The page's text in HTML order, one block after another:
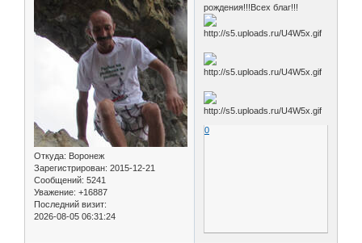
Откуда: Воронеж
Зарегистрирован: 2015-12-21
Сообщений: 5241
Уважение: +16887
Последний визит:
2026-08-05 06:31:24
рождения!!!Всех благ!!!
0